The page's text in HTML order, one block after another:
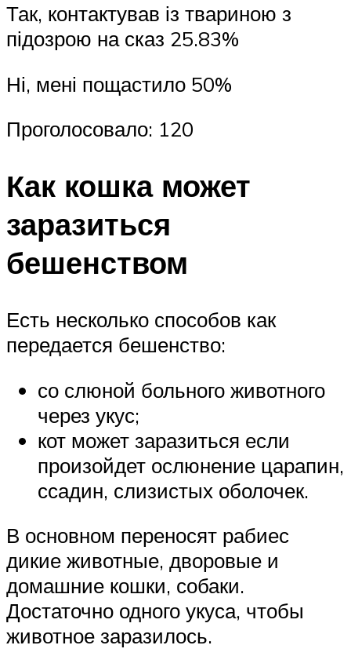
Так, контактував із твариною з
підозрою на сказ 25.83%
Ні, мені пощастило 50%
Проголосовало: 120
Как кошка может
заразиться
бешенством
Есть несколько способов как
передается бешенство:
со слюной больного животного
через укус;
кот может заразиться если
произойдет ослюнение царапин,
ссадин, слизистых оболочек.
В основном переносят рабиес
дикие животные, дворовые и
домашние кошки, собаки.
Достаточно одного укуса, чтобы
животное заразилось.